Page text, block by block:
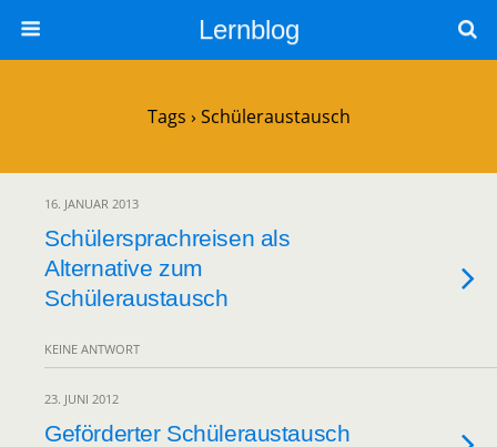
Lernblog
Tags › Schüleraustausch
16. JANUAR 2013
Schülersprachreisen als
Alternative zum
Schüleraustausch
KEINE ANTWORT
23. JUNI 2012
Geförderter Schüleraustausch